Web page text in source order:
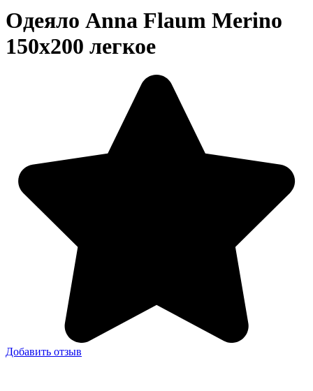
Одеяло Anna Flaum Merino
150х200 легкое
Добавить отзыв